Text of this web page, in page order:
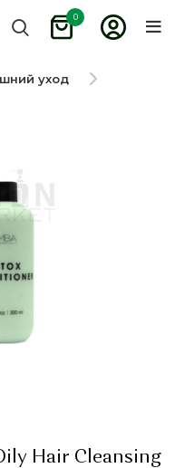
0
уход
Hair Cleansing